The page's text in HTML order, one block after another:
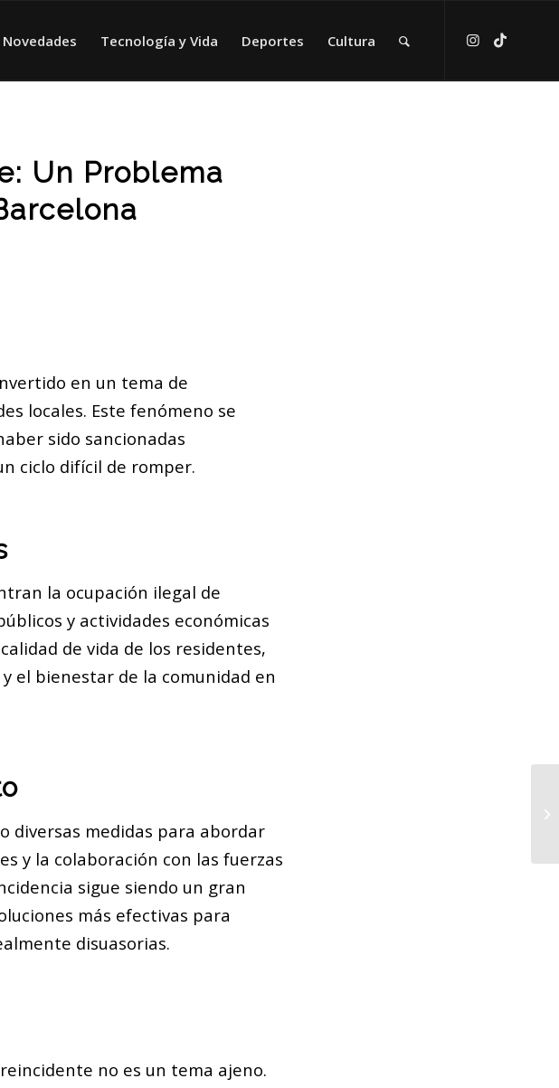
Novedades Tecnología y Vida Deportes Cultura
Un Problema
en un tema de
locales. Este fenómeno se
sido sancionadas
ciclo difícil de romper.
la ocupación ilegal de
y actividades económicas
de vida de los residentes,
el bienestar de la comunidad en
diversas medidas para abordar
y la colaboración con las fuerzas
sigue siendo un gran
más efectivas para
disuasorias.
no es un tema ajeno.